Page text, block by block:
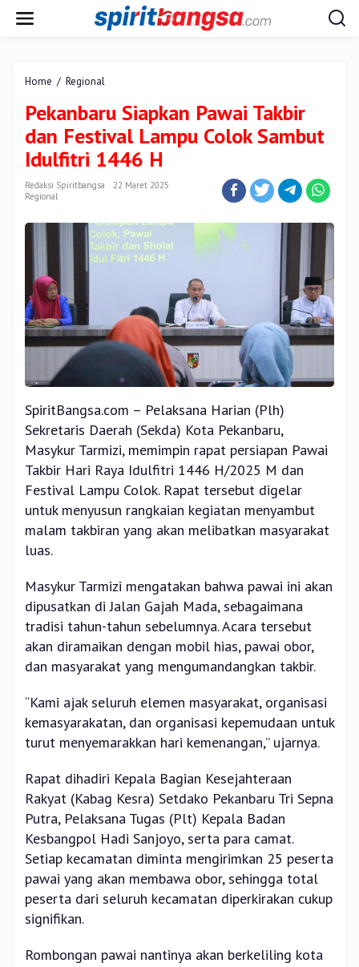
Home / Regional
Pawai
Takbir
dan
Festival
Colok
1446
H
Pekanbaru Siapkan Pawai Takbir
dan Festival Lampu Colok Sambut
Idulfitri 1446 H
Redaksi Spiritbangsa
22 Maret 2025
Regional
SpiritBangsa.com – Pelaksana Harian (Plh)
Sekretaris Daerah (Sekda) Kota Pekanbaru,
Masykur Tarmizi, memimpin rapat persiapan Pawai
Takbir Hari Raya Idulfitri 1446 H/2025 M dan
Festival Lampu Colok. Rapat tersebut digelar
untuk menyusun rangkaian kegiatan menyambut
malam takbiran yang akan melibatkan masyarakat
luas.
Masykur Tarmizi mengatakan bahwa pawai ini akan
dipusatkan di Jalan Gajah Mada, sebagaimana
tradisi tahun-tahun sebelumnya. Acara tersebut
akan diramaikan dengan mobil hias, pawai obor,
dan masyarakat yang mengumandangkan takbir.
“Kami ajak seluruh elemen masyarakat, organisasi
kemasyarakatan, dan organisasi kepemudaan untuk
turut menyemarakkan hari kemenangan,” ujarnya.
Rapat dihadiri Kepala Bagian Kesejahteraan
Rakyat (Kabag Kesra) Setdako Pekanbaru Tri Sepna
Putra, Pelaksana Tugas (Plt) Kepala Badan
Kesbangpol Hadi Sanjoyo, serta para camat.
Setiap kecamatan diminta mengirimkan 25 peserta
pawai yang akan membawa obor, sehingga total
peserta dari seluruh kecamatan diperkirakan cukup
signifikan.
Rombongan pawai nantinya akan berkeliling kota